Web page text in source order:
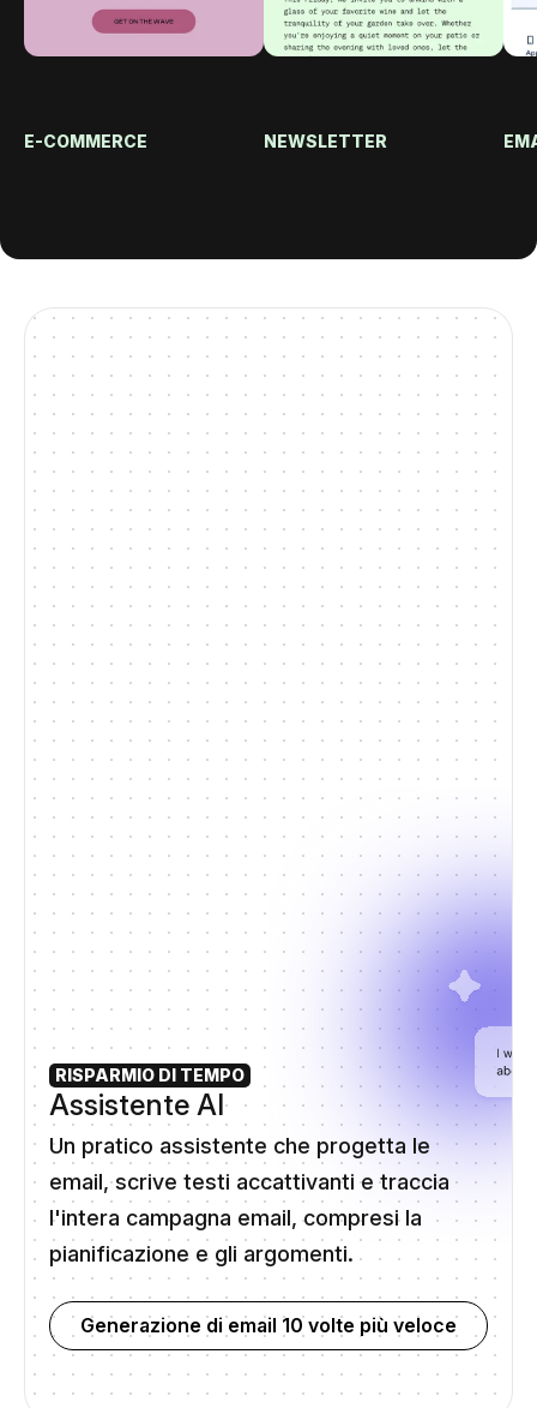
E-COMMERCE NEWSLETTER
RISPARMIO DI TEMPO
Assistente AI
Un pratico assistente che progetta le
email, scrive testi accattivanti e traccia
l'intera campagna email, compresi la
pianificazione e gli argomenti.
Generazione di email 10 volte più veloce